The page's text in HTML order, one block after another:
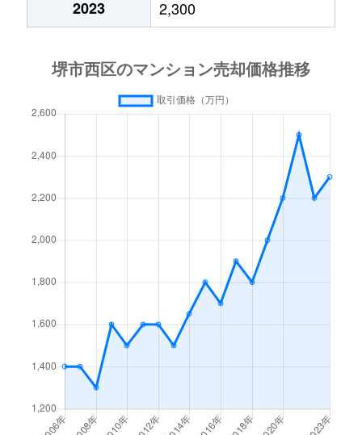
鳳南町 2,800万円
鳳
3,000万円
徒歩
下田町
津久野
下田町
2,500万円 津久野
下田町
1,900万円
津久野町
津久野町
3,800万円 津久野
徒歩3
2023 2,300